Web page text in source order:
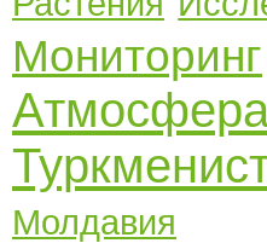
Мониторинг
Молдавия